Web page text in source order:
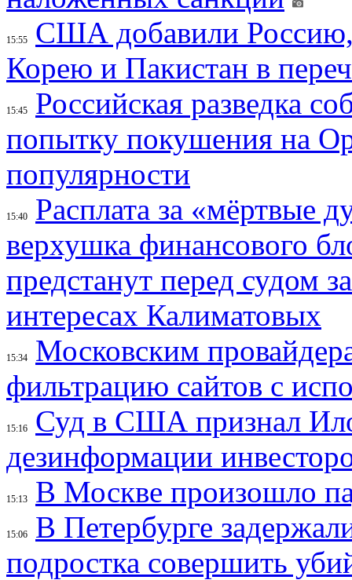
15:55
США добавили
Корею и Пакистан в
15:45
Российская разведка
попытку покушения на
популярности
15:40
Расплата за «мёртвые
верхушка финансового
предстанут перед судом
интересах Калиматовых
15:34
Московским
фильтрацию сайтов с
15:16
Суд в США признал
дезинформации
15:13 В Москве произошло
15:06
В Петербурге
подростка совершить